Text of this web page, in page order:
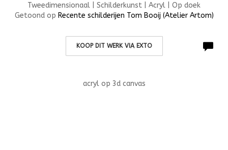
Tweedimensionaal | Schilderkunst | Acryl | Op doek
Getoond op Recente schilderijen Tom Booij (Atelier Artom)
KOOP DIT WERK VIA EXTO
acryl op 3d canvas